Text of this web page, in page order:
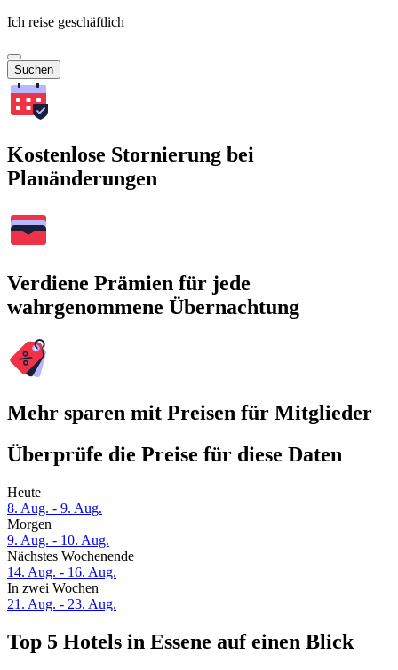
Ich reise geschäftlich
Suchen
Kostenlose Stornierung bei
Planänderungen
Verdiene Prämien für jede
wahrgenommene Übernachtung
Mehr sparen mit Preisen für Mitglieder
Überprüfe die Preise für diese Daten
Heute
8. Aug. - 9. Aug.
Morgen
9. Aug. - 10. Aug.
Nächstes Wochenende
14. Aug. - 16. Aug.
In zwei Wochen
21. Aug. - 23. Aug.
Top 5 Hotels in Essene auf einen Blick